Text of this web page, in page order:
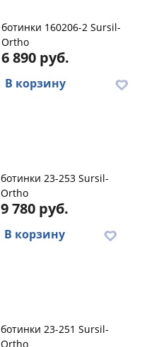
ботинки 160206-2 Sursil-
Ortho
6 890 руб.
В корзину
ботинки 23-253 Sursil-
Ortho
9 780 руб.
В корзину
ботинки 23-251 Sursil-
Ortho